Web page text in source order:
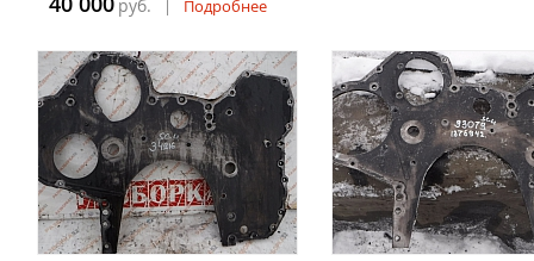
руб. | Подробнее